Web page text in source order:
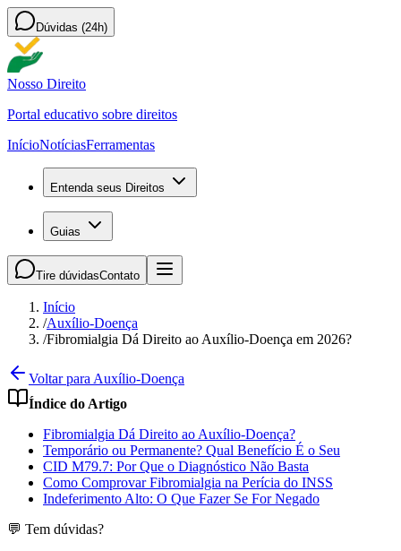
Dúvidas (24h)
Nosso Direito
Portal educativo sobre direitos
InícioNotíciasFerramentas
Entenda seus Direitos
Guias
Tire dúvidasContato
Início
/Auxílio-Doença
/Fibromialgia Dá Direito ao Auxílio-Doença em 2026?
Voltar para Auxílio-Doença
Índice do Artigo
Fibromialgia Dá Direito ao Auxílio-Doença?
Temporário ou Permanente? Qual Benefício É o Seu
CID M79.7: Por Que o Diagnóstico Não Basta
Como Comprovar Fibromialgia na Perícia do INSS
Indeferimento Alto: O Que Fazer Se For Negado
💬 Tem dúvidas?